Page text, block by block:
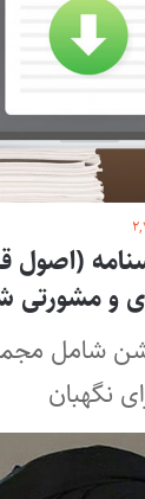
و مشورتی
شامل
نگهبان